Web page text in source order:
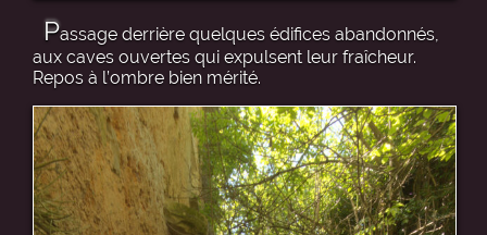
Passage derrière quelques édifices abandonnés,
aux caves ouvertes qui expulsent leur fraîcheur.
Repos à l’ombre bien mérité.